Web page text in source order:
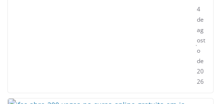
4
de
ag
ost
o
de
20
26